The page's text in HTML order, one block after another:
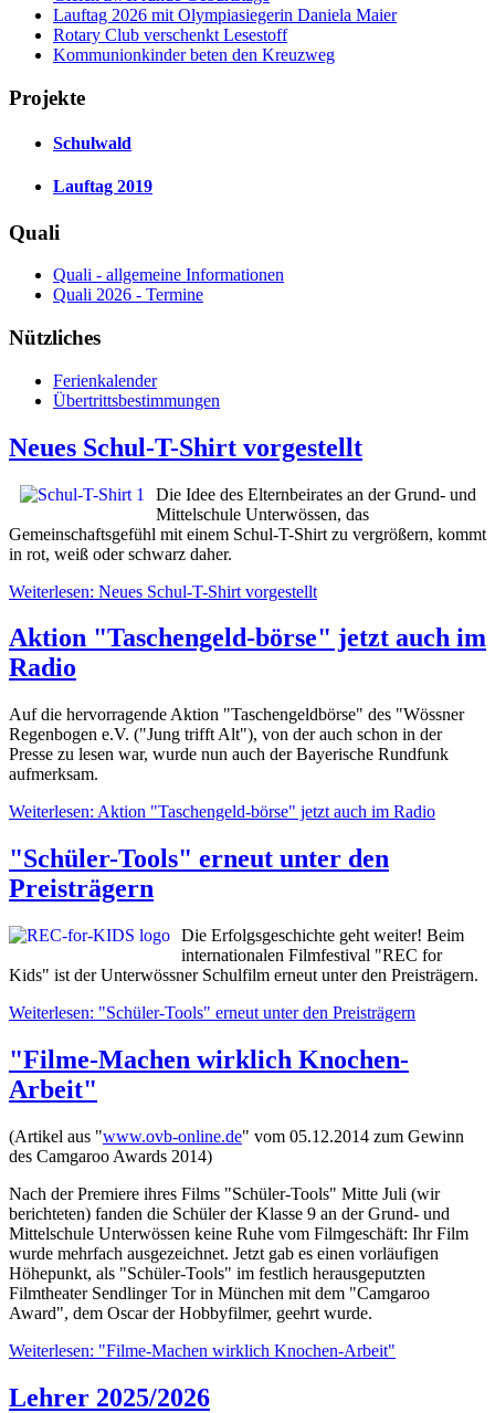
Lauftag 2026 mit Olympiasiegerin Daniela Maier
Rotary Club verschenkt Lesestoff
Kommunionkinder beten den Kreuzweg
Projekte
Schulwald
Lauftag 2019
Quali
Quali - allgemeine Informationen
Quali 2026 - Termine
Nützliches
Ferienkalender
Übertrittsbestimmungen
Neues Schul-T-Shirt vorgestellt
Die Idee des Elternbeirates an der Grund- und
Mittelschule Unterwössen, das
Gemeinschaftsgefühl mit einem Schul-T-Shirt zu vergrößern, kommt
in rot, weiß oder schwarz daher.
Weiterlesen: Neues Schul-T-Shirt vorgestellt
Aktion "Taschengeld-börse" jetzt auch im
Radio
Auf die hervorragende Aktion "Taschengeldbörse" des "Wössner
Regenbogen e.V. ("Jung trifft Alt"), von der auch schon in der
Presse zu lesen war, wurde nun auch der Bayerische Rundfunk
aufmerksam.
Weiterlesen: Aktion "Taschengeld-börse" jetzt auch im Radio
"Schüler-Tools" erneut unter den
Preisträgern
Die Erfolgsgeschichte geht weiter! Beim
internationalen Filmfestival "REC for
Kids" ist der Unterwössner Schulfilm erneut unter den Preisträgern.
Weiterlesen: "Schüler-Tools" erneut unter den Preisträgern
"Filme-Machen wirklich Knochen-
Arbeit"
(Artikel aus "www.ovb-online.de" vom 05.12.2014 zum Gewinn
des Camgaroo Awards 2014)
Nach der Premiere ihres Films "Schüler-Tools" Mitte Juli (wir
berichteten) fanden die Schüler der Klasse 9 an der Grund- und
Mittelschule Unterwössen keine Ruhe vom Filmgeschäft: Ihr Film
wurde mehrfach ausgezeichnet. Jetzt gab es einen vorläufigen
Höhepunkt, als "Schüler-Tools" im festlich herausgeputzten
Filmtheater Sendlinger Tor in München mit dem "Camgaroo
Award", dem Oscar der Hobbyfilmer, geehrt wurde.
Weiterlesen: "Filme-Machen wirklich Knochen-Arbeit"
Lehrer 2025/2026